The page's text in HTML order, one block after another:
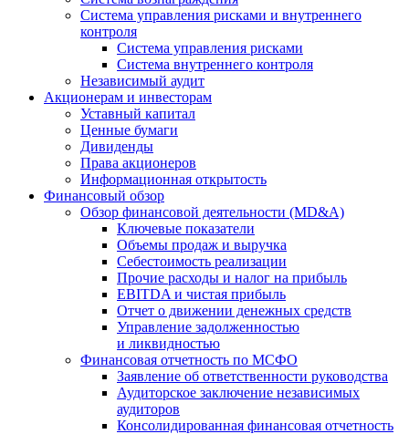
Система управления рисками и внутреннего
контроля
Система управления рисками
Система внутреннего контроля
Независимый аудит
Акционерам и инвесторам
Уставный капитал
Ценные бумаги
Дивиденды
Права акционеров
Информационная открытость
Финансовый обзор
Обзор финансовой деятельности (MD&A)
Ключевые показатели
Объемы продаж и выручка
Себестоимость реализации
Прочие расходы и налог на прибыль
EBITDA и чистая прибыль
Отчет о движении денежных средств
Управление задолженностью
и ликвидностью
Финансовая отчетность по МСФО
Заявление об ответственности руководства
Аудиторское заключение независимых
аудиторов
Консолидированная финансовая отчетность